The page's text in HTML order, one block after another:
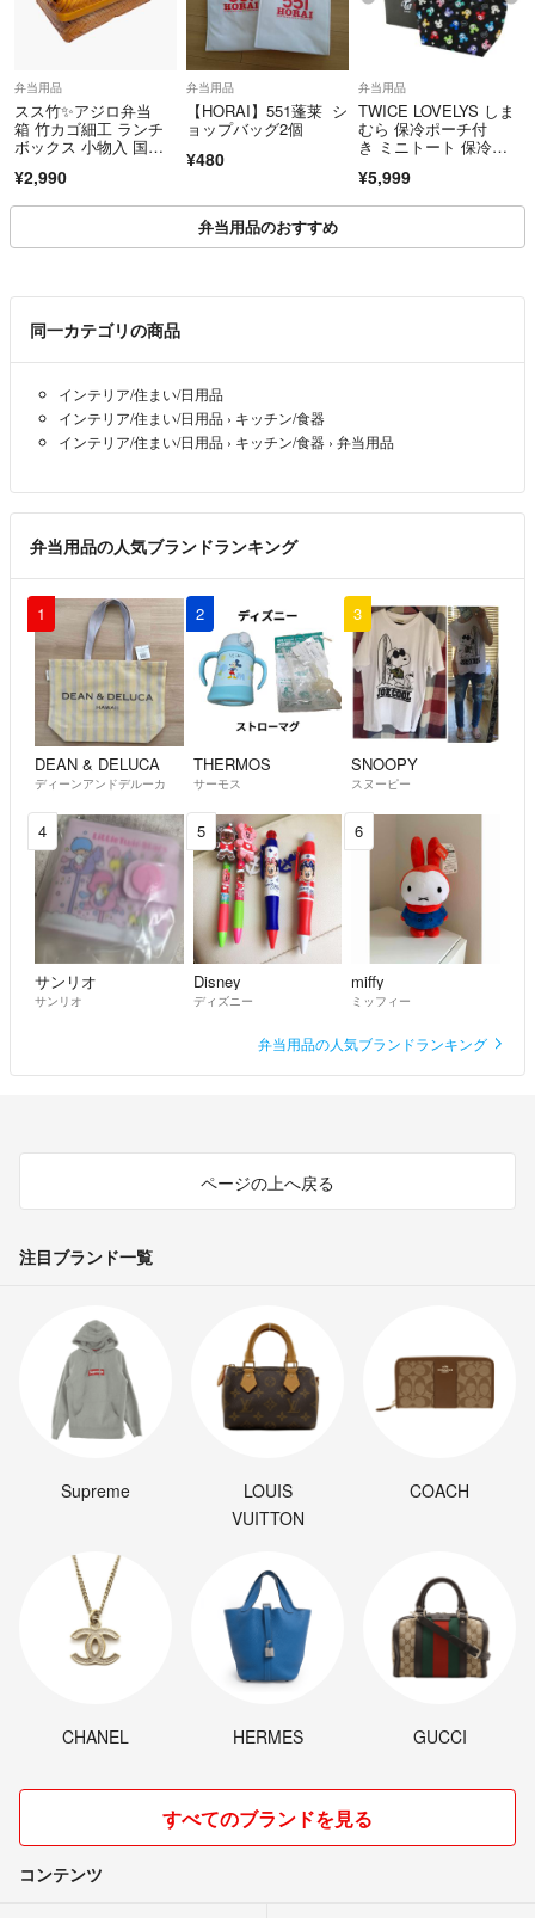
弁当用品
スス竹✨アジロ弁当
箱 竹カゴ細工 ランチ
ボックス 小物入 国
¥2,990
弁当用品
【HORAI】551蓬莱 シ
ョップバッグ2個
¥480
弁当用品
TWICE LOVELYS しま
むら 保冷ポーチ付
き ミニトート 保冷バ
¥5,999
弁当用品のおすすめ
同一カテゴリの商品
インテリア/住まい/日用品
インテリア/住まい/日用品 › キッチン/食器
インテリア/住まい/日用品 › キッチン/食器 › 弁当用品
弁当用品の人気ブランドランキング
1
DEAN & DELUCA
ディーンアンドデルーカ
2
THERMOS
サーモス
3
SNOOPY
スヌーピー
4
サンリオ
サンリオ
5
Disney
ディズニー
6
miffy
ミッフィー
弁当用品の人気ブランドランキング
ページの上へ戻る
注目ブランド一覧
Supreme
LOUIS
VUITTON
COACH
CHANEL HERMES GUCCI
すべてのブランドを見る
コンテンツ